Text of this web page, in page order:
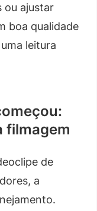
ou ajustar
boa qualidade
leitura
filmagem
de
a